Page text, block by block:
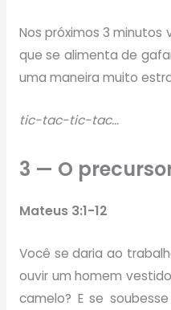
Nos próximos 3
que se alimenta de
uma maneira muito
tic-tac-tic-tac…
3 — O
Mateus 3:1-12
Você se daria ao
ouvir um homem
camelo? E se